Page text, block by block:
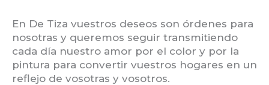
En De Tiza vuestros deseos son órdenes para
nosotras y queremos seguir transmitiendo
cada día nuestro amor por el color y por la
pintura para convertir vuestros hogares en un
reflejo de vosotras y vosotros.